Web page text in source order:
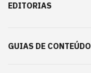
EDITORIAS
GUIAS DE CONTEÚDO